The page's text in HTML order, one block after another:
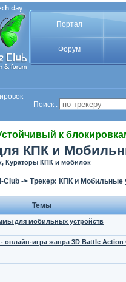
Портал
Форум
Поиск :
к
КПК и
Кураторы КПК и мобилок
Club -> Трекер: КПК и Мобильные
Темы
для мобильных устройств
онлайн-игра жанра 3D Battle Action